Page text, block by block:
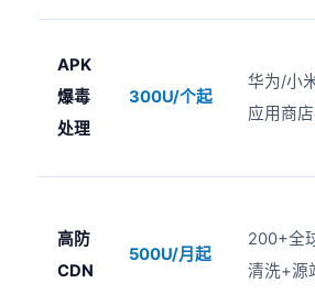
APK
爆毒
处理
300U/个起
华为/小
应用商
高防
CDN
500U/月起
200+全
清洗+源